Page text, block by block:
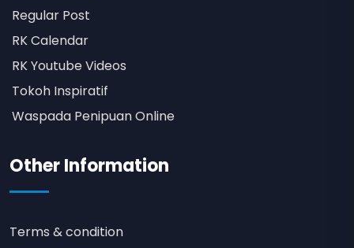
Regular Post
RK Calendar
RK Youtube Videos
Tokoh Inspiratif
Waspada Penipuan Online
Other Information
Terms & condition